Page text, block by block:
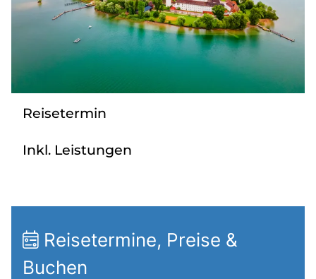
Sie befinden sich in:
Deutschland
Reisetermin
Inkl. Leistungen
Reisetermine, Preise &
Buchen